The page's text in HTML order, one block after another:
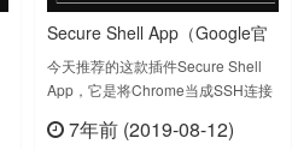
Secure Shell App（Google官
方）将Chrome当成SSH连接工
具的浏览器应用
今天推荐的这款插件Secure Shell
App，它是将Chrome当成SSH连接
出品。支持窗口多开，支持界面自定
7年前 (2019-08-12)